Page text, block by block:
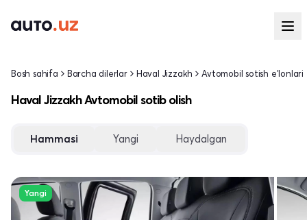
Bosh sahifa Barcha dilerlar Haval Jizzakh Avtomobil sotish e'lonlari
Haval Jizzakh Avtomobil sotib olish
Hammasi Yangi Haydalgan
Yangi